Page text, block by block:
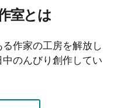
室とは
作家の工房を解放し
のんびり創作してい